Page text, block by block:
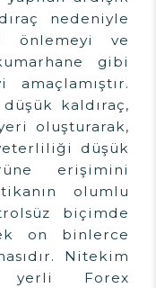
nedeniyle
önlemeyi ve
gibi
amaçlamıştır.
kaldıraç,
oluşturarak,
düşük
erişimini
olumlu
biçimde
on binlerce
Nitekim
yerli Forex